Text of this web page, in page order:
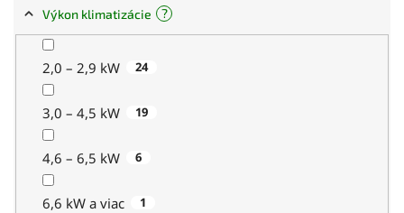
Výkon klimatizácie ?
2,0 – 2,9 kW 24
3,0 – 4,5 kW 19
4,6 – 6,5 kW 6
6,6 kW a viac 1